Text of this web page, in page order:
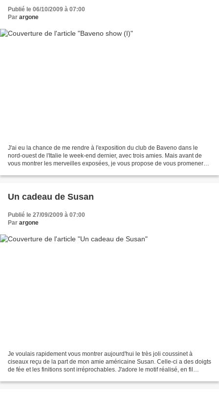
Publié le 06/10/2009 à 07:00
Par argone
J'ai eu la chance de me rendre à l'exposition du club de Baveno dans le
nord-ouest de l'Italie le week-end dernier, avec trois amies. Mais avant de
vous montrer les merveilles exposées, je vous propose de vous promener
Un cadeau de Susan
Publié le 27/09/2009 à 07:00
Par argone
Je voulais rapidement vous montrer aujourd'hui le très joli coussinet à
ciseaux reçu de la part de mon amie américaine Susan. Celle-ci a des doigts
de fée et les finitions sont irréprochables. J'adore le motif réalisé, en fil